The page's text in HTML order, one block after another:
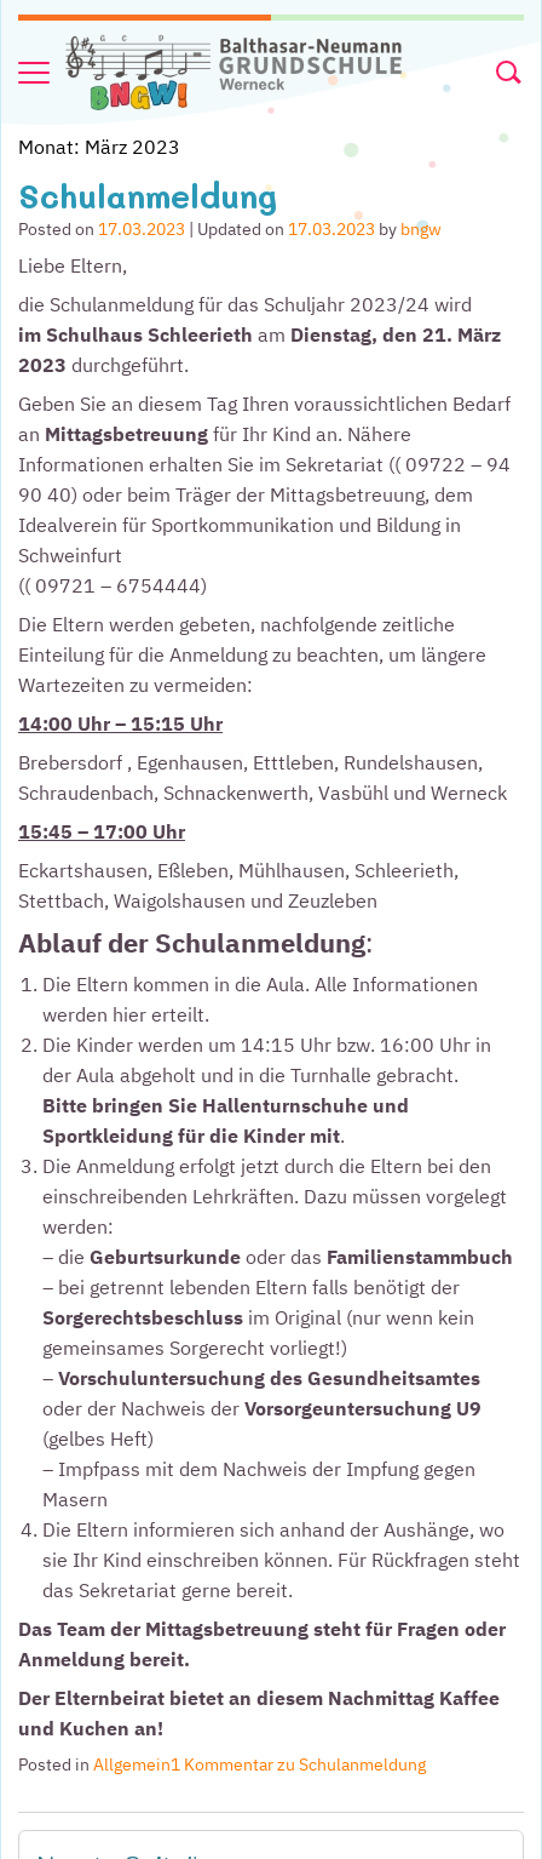
Skip to content
Monat: März 2023
Schulanmeldung
Posted on 17.03.2023 | Updated on 17.03.2023 by bngw
Liebe Eltern,
die Schulanmeldung für das Schuljahr 2023/24 wird
im Schulhaus Schleerieth am Dienstag, den 21. März
2023 durchgeführt.
Geben Sie an diesem Tag Ihren voraussichtlichen Bedarf
an Mittagsbetreuung für Ihr Kind an. Nähere
Informationen erhalten Sie im Sekretariat (( 09722 – 94
90 40) oder beim Träger der Mittagsbetreuung, dem
Idealverein für Sportkommunikation und Bildung in
Schweinfurt
(( 09721 – 6754444)
Die Eltern werden gebeten, nachfolgende zeitliche
Einteilung für die Anmeldung zu beachten, um längere
Wartezeiten zu vermeiden:
14:00 Uhr – 15:15 Uhr
Brebersdorf , Egenhausen, Etttleben, Rundelshausen,
Schraudenbach, Schnackenwerth, Vasbühl und Werneck
15:45 – 17:00 Uhr
Eckartshausen, Eßleben, Mühlhausen, Schleerieth,
Stettbach, Waigolshausen und Zeuzleben
Ablauf der Schulanmeldung:
Die Eltern kommen in die Aula. Alle Informationen
werden hier erteilt.
Die Kinder werden um 14:15 Uhr bzw. 16:00 Uhr in
der Aula abgeholt und in die Turnhalle gebracht.
Bitte bringen Sie Hallenturnschuhe und
Sportkleidung für die Kinder mit.
Die Anmeldung erfolgt jetzt durch die Eltern bei den
einschreibenden Lehrkräften. Dazu müssen vorgelegt
werden:
– die Geburtsurkunde oder das Familienstammbuch
– bei getrennt lebenden Eltern falls benötigt der
Sorgerechtsbeschluss im Original (nur wenn kein
gemeinsames Sorgerecht vorliegt!)
– Vorschuluntersuchung des Gesundheitsamtes
oder der Nachweis der Vorsorgeuntersuchung U9
(gelbes Heft)
– Impfpass mit dem Nachweis der Impfung gegen
Masern
Die Eltern informieren sich anhand der Aushänge, wo
sie Ihr Kind einschreiben können. Für Rückfragen steht
das Sekretariat gerne bereit.
Das Team der Mittagsbetreuung steht für Fragen oder
Anmeldung bereit.
Der Elternbeirat bietet an diesem Nachmittag Kaffee
und Kuchen an!
Posted in Allgemein1 Kommentarzu Schulanmeldung